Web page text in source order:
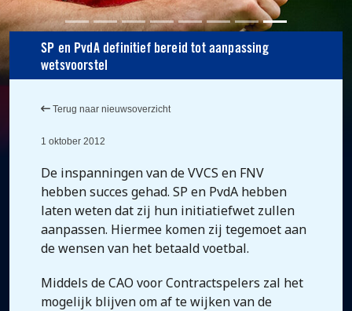
SP en PvdA definitief bereid tot aanpassing
wetsvoorstel
Terug naar nieuwsoverzicht
1 oktober 2012
De inspanningen van de VVCS en FNV
hebben succes gehad. SP en PvdA hebben
laten weten dat zij hun initiatiefwet zullen
aanpassen. Hiermee komen zij tegemoet aan
de wensen van het betaald voetbal.
Middels de CAO voor Contractspelers zal het
mogelijk blijven om af te wijken van de